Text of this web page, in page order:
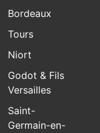
Bordeaux
Tours
Niort
Godot & Fils
Versailles
Saint-
Germain-en-